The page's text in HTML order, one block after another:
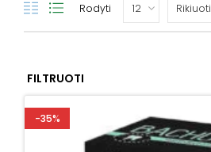
Rodyti
FILTRUOTI
-35%